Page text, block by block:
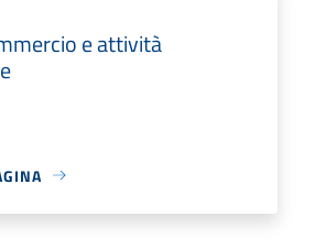
e attività